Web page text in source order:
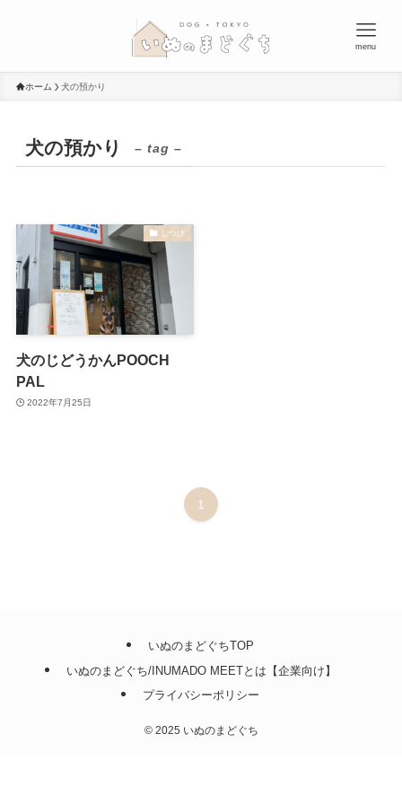
menu
ホーム 犬の預かり
犬の預かり – tag –
しつけ
犬のじどうかんPOOCH
PAL
2022年7月25日
1
いぬのまどぐちTOP
いぬのまどぐち/INUMADO MEETとは【企業向け】
プライバシーポリシー
©2025 いぬのまどぐち